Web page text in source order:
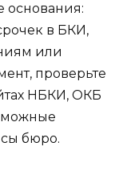
основания:
в БКИ,
или
проверьте
НБКИ, ОКБ
бюро.